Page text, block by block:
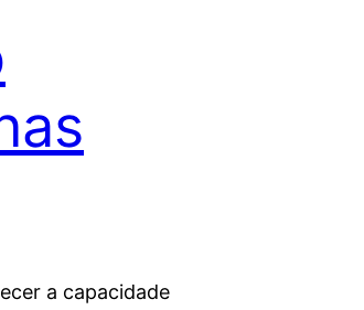
a capacidade